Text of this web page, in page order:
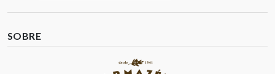
SOBRE